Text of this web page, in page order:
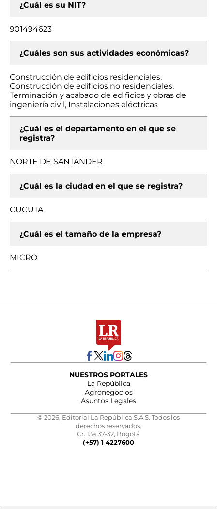
¿Cuál es su NIT?
901494623
¿Cuáles son sus actividades económicas?
Construcción de edificios residenciales,
Construcción de edificios no residenciales,
Terminación y acabado de edificios y obras de
ingeniería civil, Instalaciones eléctricas
¿Cuál es el departamento en el que se
registra?
NORTE DE SANTANDER
¿Cuál es la ciudad en el que se registra?
CUCUTA
¿Cuál es el tamaño de la empresa?
MICRO
NUESTROS PORTALES
La República
Agronegocios
Asuntos Legales
© 2026, Editorial La República S.A.S. Todos los
derechos reservados.
Cr. 13a 37-32, Bogotá
(+57) 1 4227600